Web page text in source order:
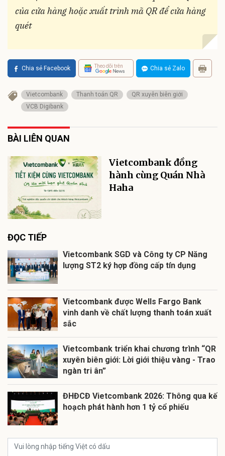
của cửa hàng hoặc xuất trình mã QR để cửa hàng
quét
Chia sẻ Facebook Theo dõi trên Chia sẻ Zalo
Vietcombank Thanh toán QR
QR xuyên biên giới
VCB Digibank
BÀI LIÊN QUAN
Vietcombank đồng
hành cùng Quán Nhà
Haha
ĐỌC TIẾP
Vietcombank SGD và Công ty CP Năng
lượng ST2 ký hợp đồng cấp tín dụng
Vietcombank được Wells Fargo Bank
vinh danh về chất lượng thanh toán xuất
sắc
Vietcombank triển khai chương trình “QR
xuyên biên giới: Lời giới thiệu vàng - Trao
ngàn tri ân”
ĐHĐCĐ Vietcombank 2026: Thông qua kế
hoạch phát hành hơn 1 tỷ cổ phiếu